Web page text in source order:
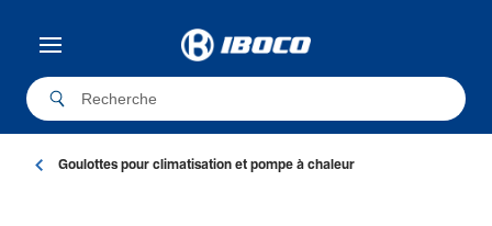
Goulottes pour climatisation et pompe à chaleur